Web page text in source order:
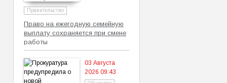
Правительство
Право на ежегодную семейную
выплату сохраняется при смене
работы
03 Августа
2026 09:43